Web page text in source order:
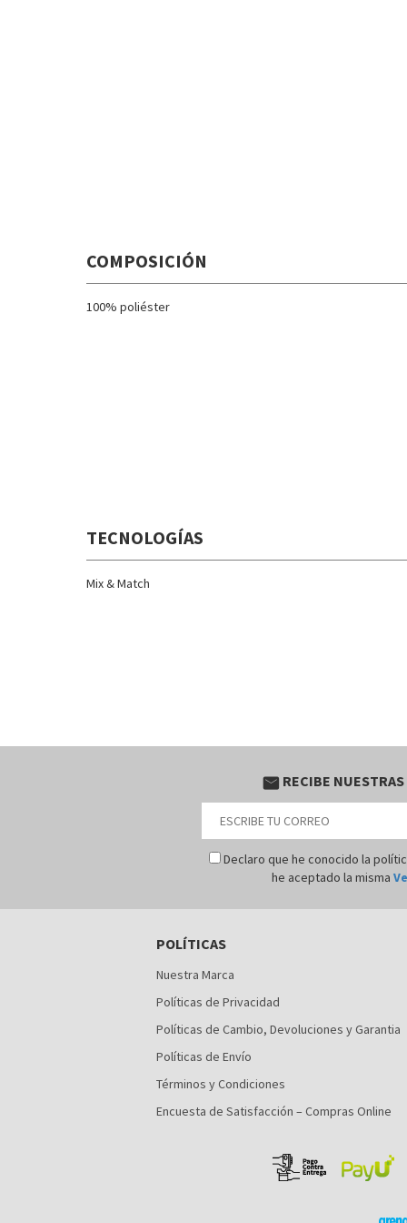
COMPOSICIÓN
100% poliéster
TECNOLOGÍAS
Mix & Match
email RECIBE
Declaro que he conocido la
he aceptado la misma
POLÍTICAS
Nuestra Marca
Políticas de Privacidad
Políticas de Cambio, Devoluciones y Garantia
Políticas de Envío
Términos y Condiciones
Encuesta de Satisfacción – Compras Online